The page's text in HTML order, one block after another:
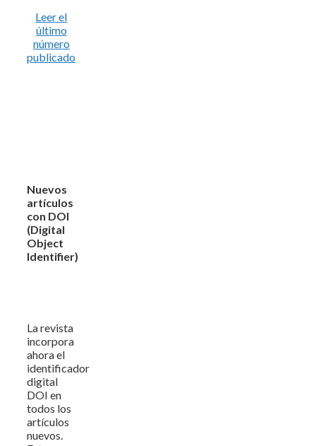
Leer el
último
número
publicado
Nuevos
artículos
con DOI
(Digital
Object
Identifier)
La revista
incorpora
ahora el
identificador
digital
DOI en
todos los
artículos
nuevos.